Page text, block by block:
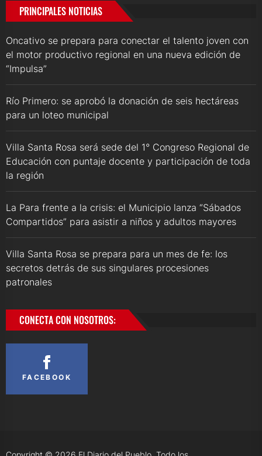
PRINCIPALES NOTICIAS
Oncativo se prepara para conectar el talento joven con
el motor productivo regional en una nueva edición de
“Impulsa”
Río Primero: se aprobó la donación de seis hectáreas
para un loteo municipal
Villa Santa Rosa será sede del 1° Congreso Regional de
Educación con puntaje docente y participación de toda
la región
La Para frente a la crisis: el Municipio lanza “Sábados
Compartidos” para asistir a niños y adultos mayores
Villa Santa Rosa se prepara para un mes de fe: los
secretos detrás de sus singulares procesiones
patronales
CONECTA CON NOSOTROS:
FACEBOOK